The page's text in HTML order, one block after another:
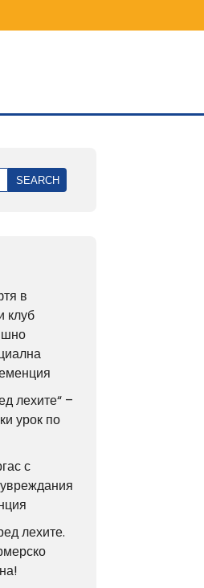
в
клуб
лехите“ –
урок по
с
лехите.